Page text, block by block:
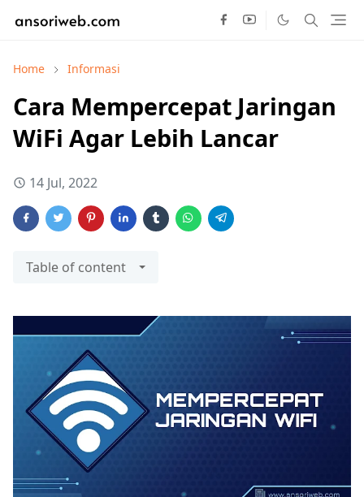
Home Informasi
Cara Mempercepat Jaringan
WiFi Agar Lebih Lancar
14 Jul, 2022
Table of content